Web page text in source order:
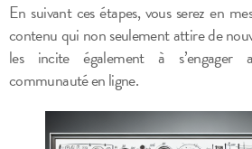
En suivant ces étapes, vous serez en
contenu qui non seulement attire de
les incite également à s’engager
communauté en ligne.